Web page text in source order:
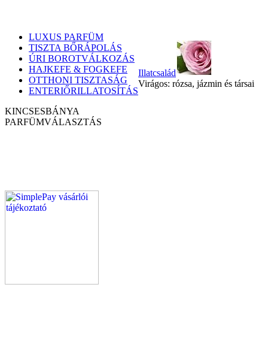
LUXUS PARFÜM
TISZTA BŐRÁPOLÁS
ÚRI BOROTVÁLKOZÁS
HAJKEFE & FOGKEFE
OTTHONI TISZTASÁG
ENTERIŐRILLATOSÍTÁS
KINCSESBÁNYA
PARFÜMVÁLASZTÁS
Illatcsalád
Virágos: rózsa, jázmin és társai